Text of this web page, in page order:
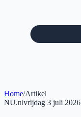
Home/Artikel
NU.nlvrijdag 3 juli 2026